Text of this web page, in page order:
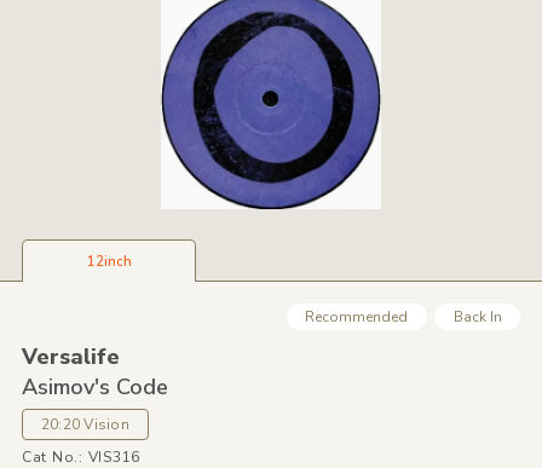
12inch
Recommended Back In
Versalife
Asimov's Code
20:20 Vision
Cat No.: VIS316